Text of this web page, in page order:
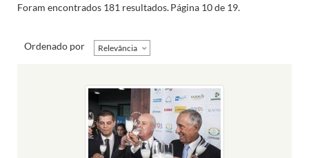
Foram encontrados 181 resultados.Página 10 de 19.
Ordenado por Relevância